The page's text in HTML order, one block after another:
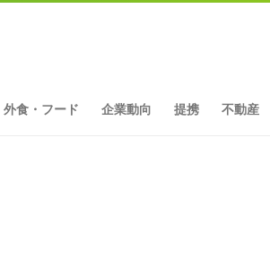
外食・フード 企業動向 提携 不動産